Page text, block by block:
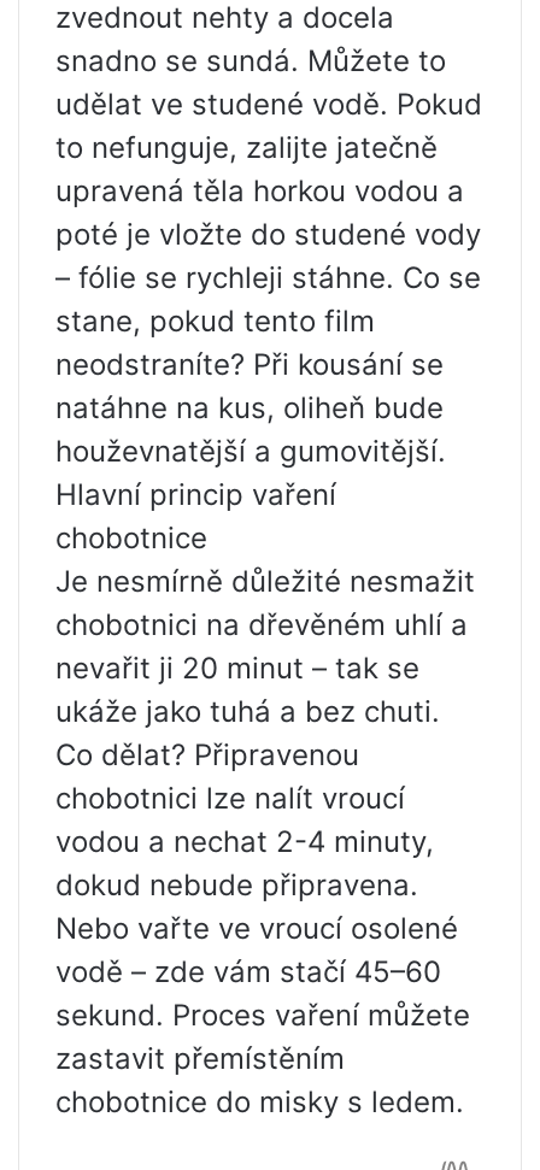
zvednout nehty a docela
snadno se sundá. Můžete to
udělat ve studené vodě. Pokud
to nefunguje, zalijte jatečně
upravená těla horkou vodou a
poté je vložte do studené vody
– fólie se rychleji stáhne. Co se
stane, pokud tento film
neodstraníte? Při kousání se
natáhne na kus, oliheň bude
houževnatější a gumovitější.
Hlavní princip vaření
chobotnice
Je nesmírně důležité nesmažit
chobotnici na dřevěném uhlí a
nevařit ji 20 minut – tak se
ukáže jako tuhá a bez chuti.
Co dělat? Připravenou
chobotnici lze nalít vroucí
vodou a nechat 2-4 minuty,
dokud nebude připravena.
Nebo vařte ve vroucí osolené
vodě – zde vám stačí 45–60
sekund. Proces vaření můžete
zastavit přemístěním
chobotnice do misky s ledem.